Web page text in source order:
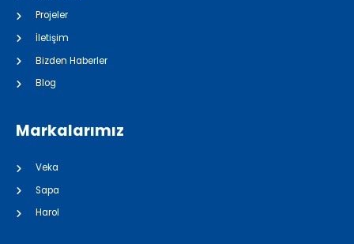
Projeler
İletişim
Bizden Haberler
Blog
Markalarımız
Veka
Sapa
Harol